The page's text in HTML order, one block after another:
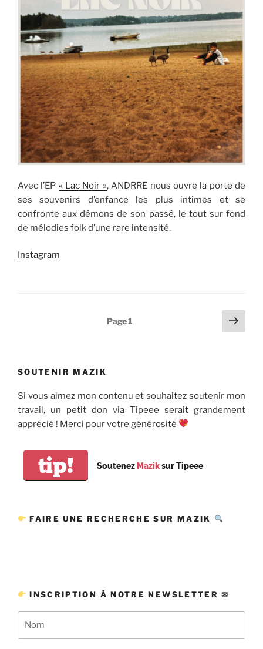
Avec l’EP « Lac Noir », ANDRRE nous ouvre la porte de
ses souvenirs d’enfance les plus intimes et se
confronte aux démons de son passé, le tout sur fond
de mélodies folk d’une rare intensité.
Instagram
Page1
Page
SOUTENIR MAZIK
Si vous aimez mon contenu et souhaitez soutenir mon
travail, un petit don via Tipeee serait grandement
apprécié ! Merci pour votre générosité
tip! Soutenez Maziksur Tipeee
FAIRE UNE RECHERCHE SUR MAZIK
INSCRIPTION À NOTRE NEWSLETTER ✉